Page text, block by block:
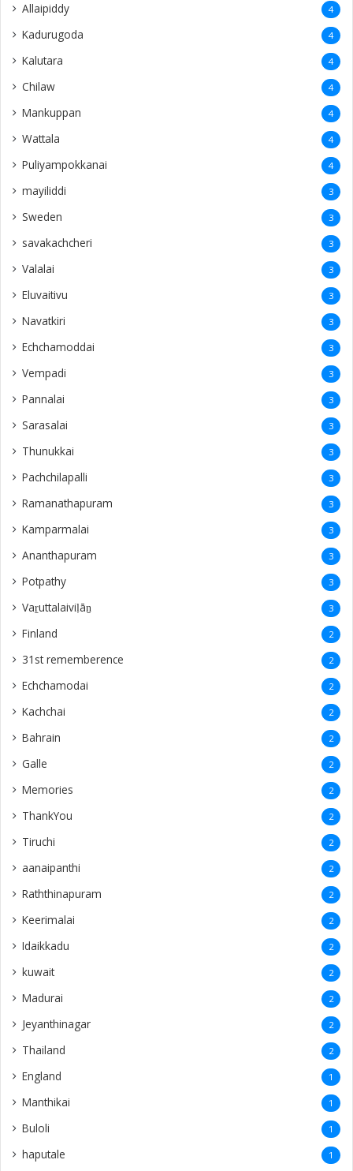
Allaipiddy 4
Kadurugoda 4
Kalutara 4
Chilaw 4
Mankuppan 4
Wattala 4
Puliyampokkanai 4
mayiliddi 3
Sweden 3
savakachcheri 3
Valalai 3
Eluvaitivu 3
Navatkiri 3
Echchamoddai 3
Vempadi 3
Pannalai 3
Sarasalai 3
Thunukkai 3
Pachchilapalli 3
Ramanathapuram 3
Kamparmalai 3
Ananthapuram 3
‎Potpathy 3
Vaṟuttalaiviḷāṉ 3
Finland 2
31st rememberence 2
Echchamodai 2
Kachchai 2
Bahrain 2
Galle 2
Memories 2
ThankYou 2
Tiruchi 2
aanaipanthi 2
Raththinapuram 2
Keerimalai 2
Idaikkadu 2
kuwait 2
Madurai 2
Jeyanthinagar 2
Thailand 2
England 1
Manthikai 1
Buloli 1
haputale 1